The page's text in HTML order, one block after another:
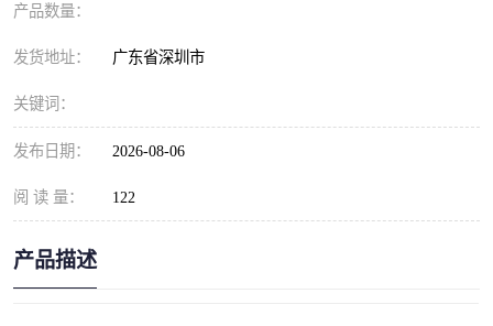
产品数量：
发货地址： 广东省深圳市
关键词：
发布日期： 2026-08-06
阅 读 量： 122
产品描述